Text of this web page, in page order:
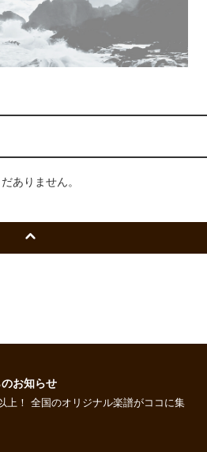
ありません。
お知らせ
上！ 全国のオリジナル楽譜がココに集